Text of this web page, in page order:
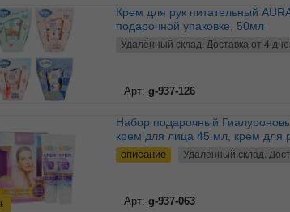
Крем для рук питательный AURA Warm Wishes в
подарочной упаковке, 50мл
Удалённый склад. Доставка от 4
Арт: g-937-126
Набор подарочный Гиалуроновый комплекс красоты :
крем для лица 45 мл, крем для
описание Удалённый склад.
Арт: g-937-063